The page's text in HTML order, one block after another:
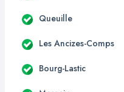
Queuille
Les Ancizes-Comps
Bourg-Lastic